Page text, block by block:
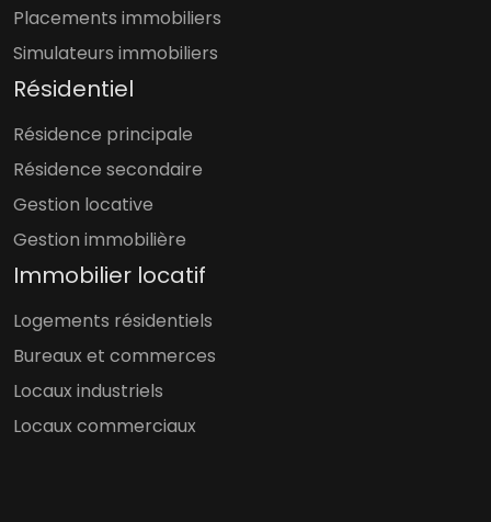
Placements immobiliers
Simulateurs immobiliers
Résidentiel
Résidence principale
Résidence secondaire
Gestion locative
Gestion immobilière
Immobilier locatif
Logements résidentiels
Bureaux et commerces
Locaux industriels
Locaux commerciaux